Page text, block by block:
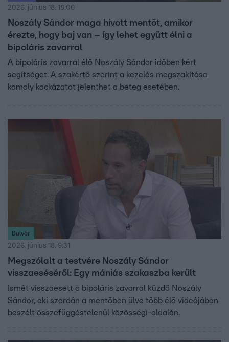
2026. június 18. 18:00
Noszály Sándor maga hívott mentőt, amikor
érezte, hogy baj van – így lehet együtt élni a
bipoláris zavarral
A bipoláris zavarral élő Noszály Sándor időben kért
segítséget. A szakértő szerint a kezelés megszakítása
komoly kockázatot jelenthet a beteg esetében.
Bulvár
2026. június 18. 9:31
Megszólalt a testvére Noszály Sándor
visszaeséséről: Egy mániás szakaszba került
Ismét visszaesett a bipoláris zavarral küzdő Noszály
Sándor, aki szerdán a mentőben ülve több élő videójában
beszélt összefüggéstelenül közösségi-oldalán.